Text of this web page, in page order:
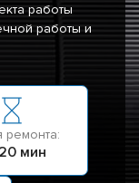
работы
работы и
ремонта:
мин